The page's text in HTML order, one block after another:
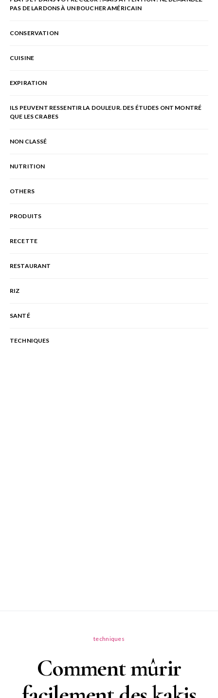
PAS DE LARDONS À UN BOUCHER AMÉRICAIN
CONSERVATION
CUISINE
EXPIRATION
ILS PEUVENT RESSENTIR LA DOULEUR. DES ÉTUDES ONT MONTRÉ
QUE LES CRABES
NON CLASSÉ
NUTRITION
OTHERS
PRODUITS
RECETTE
RESTAURANT
RIZ
SANTÉ
TECHNIQUES
techniques
Comment mûrir